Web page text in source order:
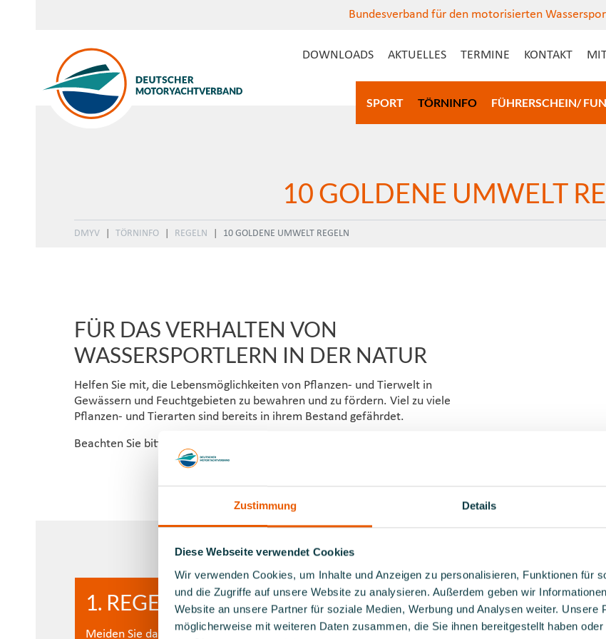
Zustimmung Details
Diese Webseite verwendet Cookies
Wir verwenden Cookies, um Inhalte und Anzeigen zu personalisieren, Funktionen für
und die Zugriffe auf unsere Website zu analysieren. Außerdem geben wir
Website an unsere Partner für soziale Medien, Werbung und Analysen weiter. Unsere
möglicherweise mit weiteren Daten zusammen, die Sie ihnen bereitgestellt haben
Bundesverband für den motorisierten
DOWNLOADS AKTUELLES TERMINE KONTAKT
SPORT TÖRNINFO FÜHRERSCHEIN/
10 GOLDENE UMWELT
DMYV TÖRNINFO REGELN 10 GOLDENE UMWELT REGELN
FÜR DAS VERHALTEN VON
WASSERSPORTLERN IN DER NATUR
Helfen Sie mit, die Lebensmöglichkeiten von Pflanzen- und Tierwelt in
Gewässern und Feuchtgebieten zu bewahren und zu fördern. Viel zu viele
Pflanzen- und Tierarten sind bereits in ihrem Bestand gefährdet.
Beachten Sie bitte insbesondere nachfolgende Regeln.
1. REGEL
Meiden Sie das Einfahren in
2. REGEL
Halten Sie einen ausreichenden